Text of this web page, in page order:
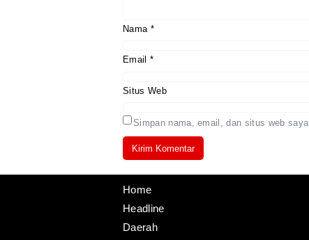
Nama *
Email *
Situs Web
Simpan nama, email, dan situs web
Home
Headline
Daerah